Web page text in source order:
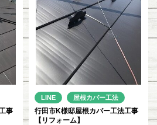
事
LINE 屋根カバー工法
行田市K様邸屋根カバー工法工事
【リフォーム】